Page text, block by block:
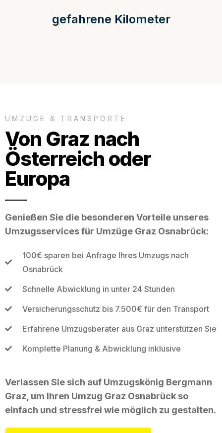
gefahrene Kilometer
UMZÜGE & TRANSPORTE
Von Graz nach
Österreich oder
Europa
Genießen Sie die besonderen Vorteile unseres
Umzugsservices für Umzüge Graz Osnabrück:
100€ sparen bei Anfrage Ihres Umzugs nach
Osnabrück
Schnelle Abwicklung in unter 24 Stunden
Versicherungsschutz bis 7.500€ für den Transport
Erfahrene Umzugsberater aus Graz unterstützen Sie
Komplette Planung & Abwicklung inklusive
Verlassen Sie sich auf Umzugskönig Bergmann
Graz, um Ihren Umzug Graz Osnabrück so
einfach und stressfrei wie möglich zu gestalten.